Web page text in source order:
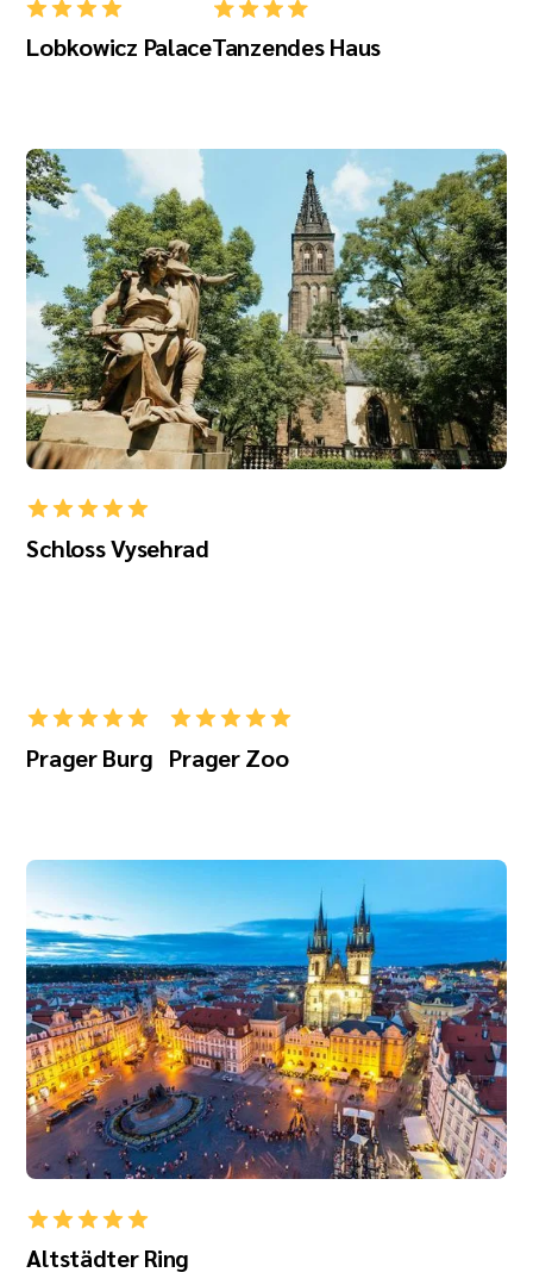
Lobkowicz PalaceTanzendes Haus
Schloss Vysehrad
Prager Burg Prager Zoo
Altstädter Ring